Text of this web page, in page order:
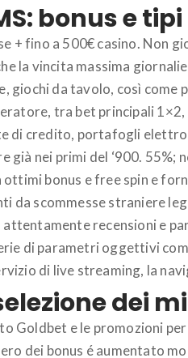
bonus e
+ fino a 500€ casino. Non
la vincita massima
giochi da tavolo, così come
tra bet principali
di credito, portafogli
nei primi del ‘900. 55%;
bonus e free spin e
da scommesse straniere
attentamente recensioni e
di parametri oggettivi
di live streaming, la
dei
Goldbet e le promozioni
dei bonus é aumentato